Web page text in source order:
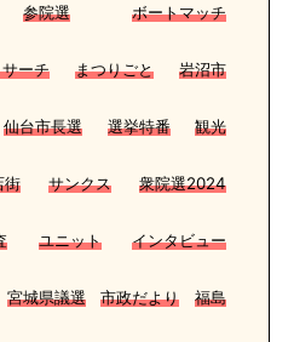
参院選 ボートマッチ
ーチ まつりごと 岩沼市
仙台市長選 選挙特番 観光
街 サンクス 衆院選2024
ユニット インタビュー
宮城県議選 市政だより 福島